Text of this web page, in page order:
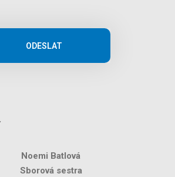
ODESLAT
Noemi Batlová
Sborová sestra